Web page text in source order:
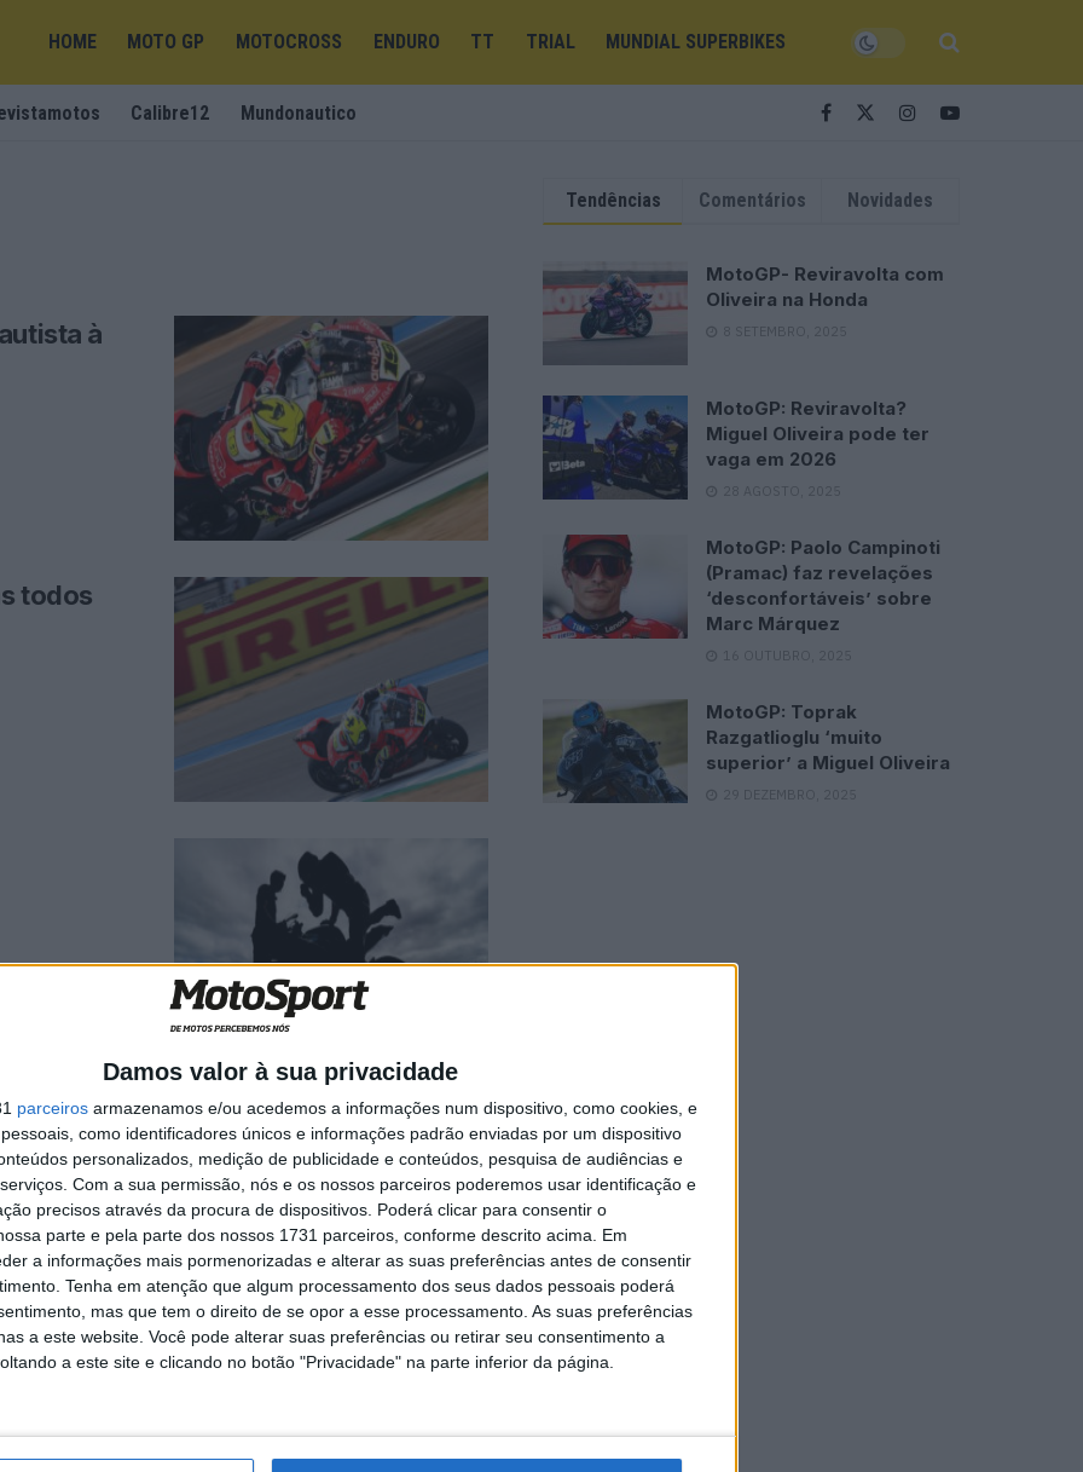
Damos valor à sua privacidade
parceiros armazenamos e/ou acedemos a informações num dispositivo, como cookies, e
como identificadores únicos e informações padrão enviadas por um dispositivo
personalizados, medição de publicidade e conteúdos, pesquisa de audiências e
Com a sua permissão, nós e os nossos parceiros poderemos usar identificação e
precisos através da procura de dispositivos. Poderá clicar para consentir o
parte e pela parte dos nossos 1731 parceiros, conforme descrito acima. Em
a informações mais pormenorizadas e alterar as suas preferências antes de consentir
Tenha em atenção que algum processamento dos seus dados pessoais poderá
mas que tem o direito de se opor a esse processamento. As suas preferências
a este website. Você pode alterar suas preferências ou retirar seu consentimento a
a este site e clicando no botão "Privacidade" na parte inferior da página.
HOME MOTO GP MOTOCROSS ENDURO TT TRIAL MUNDIAL SUPERBIKES
Calibre12 Mundonautico
à
todos
do
...
Tendências Comentários Novidades
MotoGP- Reviravolta com
Oliveira na Honda
8 SETEMBRO, 2025
MotoGP: Reviravolta?
Miguel Oliveira pode ter
vaga em 2026
28 AGOSTO, 2025
MotoGP: Paolo Campinoti
(Pramac) faz revelações
‘desconfortáveis’ sobre
Marc Márquez
16 OUTUBRO, 2025
MotoGP: Toprak
Razgatlioglu ‘muito
superior’ a Miguel Oliveira